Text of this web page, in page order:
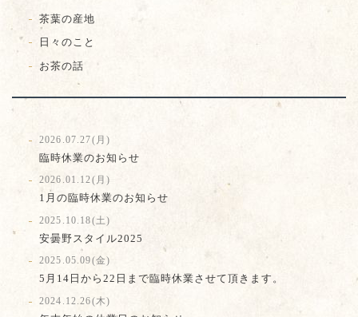
茶葉の産地
日々のこと
お茶の話
2026.07.27(月)
臨時休業のお知らせ
2026.01.12(月)
1月の臨時休業のお知らせ
2025.10.18(土)
安曇野スタイル2025
2025.05.09(金)
5月14日から22日まで臨時休業させて頂きます。
2024.12.26(木)